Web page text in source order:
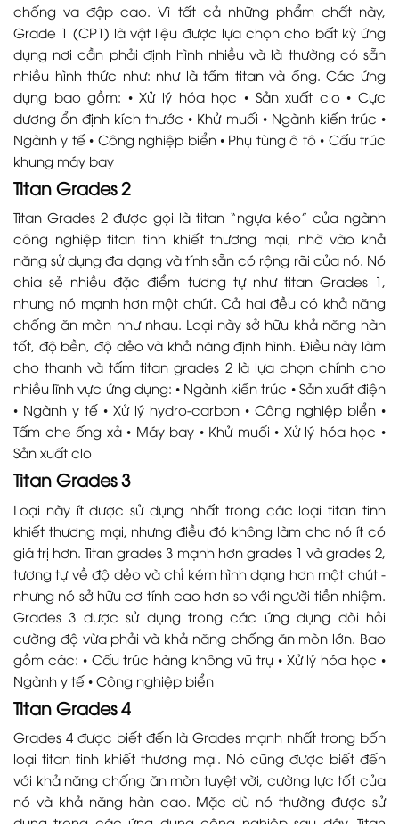
chống va đập cao. Vì tất cả những phẩm chất này,
Grade 1 (CP1) là vật liệu được lựa chọn cho bất kỳ ứng
dụng nơi cần phải định hình nhiều và là thường có sẵn
nhiều hình thức như: như là tấm titan và ống. Các ứng
dụng bao gồm: • Xử lý hóa học • Sản xuất clo • Cực
dương ổn định kích thước • Khử muối • Ngành kiến trúc •
Ngành y tế • Công nghiệp biển • Phụ tùng ô tô • Cấu trúc
khung máy bay
Titan Grades 2
Titan Grades 2 được gọi là titan “ngựa kéo” của ngành
công nghiệp titan tinh khiết thương mại, nhờ vào khả
năng sử dụng đa dạng và tính sẵn có rộng rãi của nó. Nó
chia sẻ nhiều đặc điểm tương tự như titan Grades 1,
nhưng nó mạnh hơn một chút. Cả hai đều có khả năng
chống ăn mòn như nhau. Loại này sở hữu khả năng hàn
tốt, độ bền, độ dẻo và khả năng định hình. Điều này làm
cho thanh và tấm titan grades 2 là lựa chọn chính cho
nhiều lĩnh vực ứng dụng: • Ngành kiến trúc • Sản xuất điện
• Ngành y tế • Xử lý hydro-carbon • Công nghiệp biển •
Tấm che ống xả • Máy bay • Khử muối • Xử lý hóa học •
Sản xuất clo
Titan Grades 3
Loại này ít được sử dụng nhất trong các loại titan tinh
khiết thương mại, nhưng điều đó không làm cho nó ít có
giá trị hơn. Titan grades 3 mạnh hơn grades 1 và grades 2,
tương tự về độ dẻo và chỉ kém hình dạng hơn một chút -
nhưng nó sở hữu cơ tính cao hơn so với người tiền nhiệm.
Grades 3 được sử dụng trong các ứng dụng đòi hỏi
cường độ vừa phải và khả năng chống ăn mòn lớn. Bao
gồm các: • Cấu trúc hàng không vũ trụ • Xử lý hóa học •
Ngành y tế • Công nghiệp biển
Titan Grades 4
Grades 4 được biết đến là Grades mạnh nhất trong bốn
loại titan tinh khiết thương mại. Nó cũng được biết đến
với khả năng chống ăn mòn tuyệt vời, cường lực tốt của
nó và khả năng hàn cao. Mặc dù nó thường được sử